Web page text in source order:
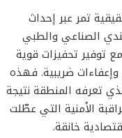
تمر عبر إحداث
الصناعي والطبي
توفير تحفيزات قوية
ضريبية. فهذه
تعرفه المنطقة نتيجة
الأمنية التي عطّلت
خانقة.